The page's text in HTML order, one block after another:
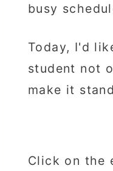
busy
Today, I'd
student not
make it
Click on the